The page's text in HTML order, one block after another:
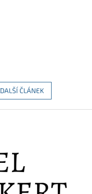
DALŠÍ ČLÁNEK